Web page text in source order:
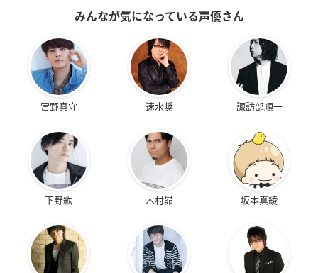
みんなが気になっている声優さん
宮野真守 速水奨 諏訪部順一
下野紘 木村昴 坂本真綾